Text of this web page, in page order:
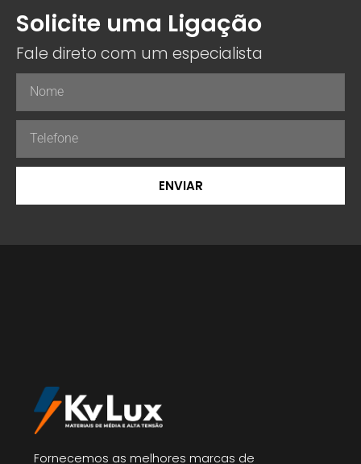
Solicite uma Ligação
Fale direto com um especialista
ENVIAR
Fornecemos as melhores marcas de